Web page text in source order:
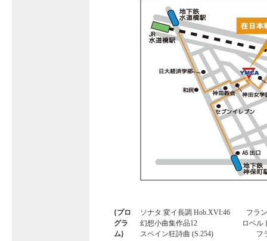
{プロ
グラ
ム}
ソナタ 変イ長調 Hob.XVI:46 フラン
幻想小曲集作品12 ロベルト
スペイン狂詩曲 (S.254) フラ